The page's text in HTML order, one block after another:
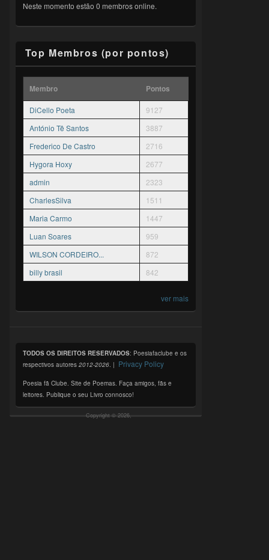
Neste momento estão 0 membros online.
Top Membros (por pontos)
Membro Pontos
DiCello Poeta
9127
António Tê Santos
3887
Frederico De Castro
2716
Hygora Hoxy
2677
admin
2323
CharlesSilva
1511
Maria Carmo
1447
Luan Soares
959
WILSON CORDEIRO...
872
billy brasil
842
ver mais
TODOS OS DIREITOS RESERVADOS: Poesiafaclube e os
respectivos autores 2012-2026. | Privacy Policy
Poesia fã Clube. Site de Poemas. Faça amigos, fãs e
leitores. Publique o seu Livro connosco!
Copyright © 2026,